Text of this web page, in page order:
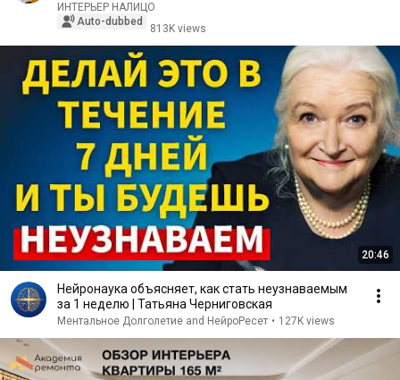
ИНТЕРЬЕР НАЛИЦО
Auto-dubbed
813K views
20:46
Нейронаука объясняет, как стать неузнаваемым
за 1 неделю | Татьяна Черниговская
Ментальное Долголетие and НейроРесет • 127K views